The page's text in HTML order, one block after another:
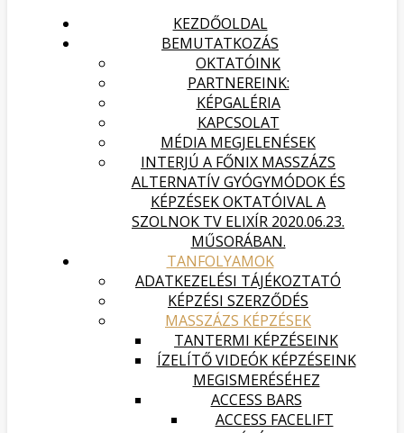
KEZDŐOLDAL
BEMUTATKOZÁS
OKTATÓINK
PARTNEREINK:
KÉPGALÉRIA
KAPCSOLAT
MÉDIA MEGJELENÉSEK
INTERJÚ A FŐNIX MASSZÁZS
ALTERNATÍV GYÓGYMÓDOK ÉS
KÉPZÉSEK OKTATÓIVAL A
SZOLNOK TV ELIXÍR 2020.06.23.
MŰSORÁBAN.
TANFOLYAMOK
ADATKEZELÉSI TÁJÉKOZTATÓ
KÉPZÉSI SZERZŐDÉS
MASSZÁZS KÉPZÉSEK
TANTERMI KÉPZÉSEINK
ÍZELÍTŐ VIDEÓK KÉPZÉSEINK
MEGISMERÉSÉHEZ
ACCESS BARS
ACCESS FACELIFT